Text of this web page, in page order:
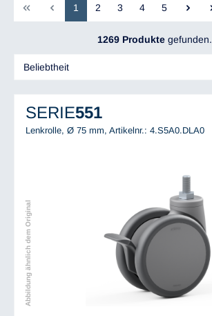
1 2 3 4 5
1269 Produkte gefunden.
SERIE551
Lenkrolle, Ø 75 mm, Artikelnr.: 4.S5A0.DLA0
Abbildung ähnlich dem Original